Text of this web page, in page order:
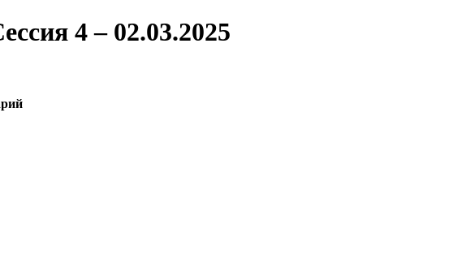
4 – 02.03.2025